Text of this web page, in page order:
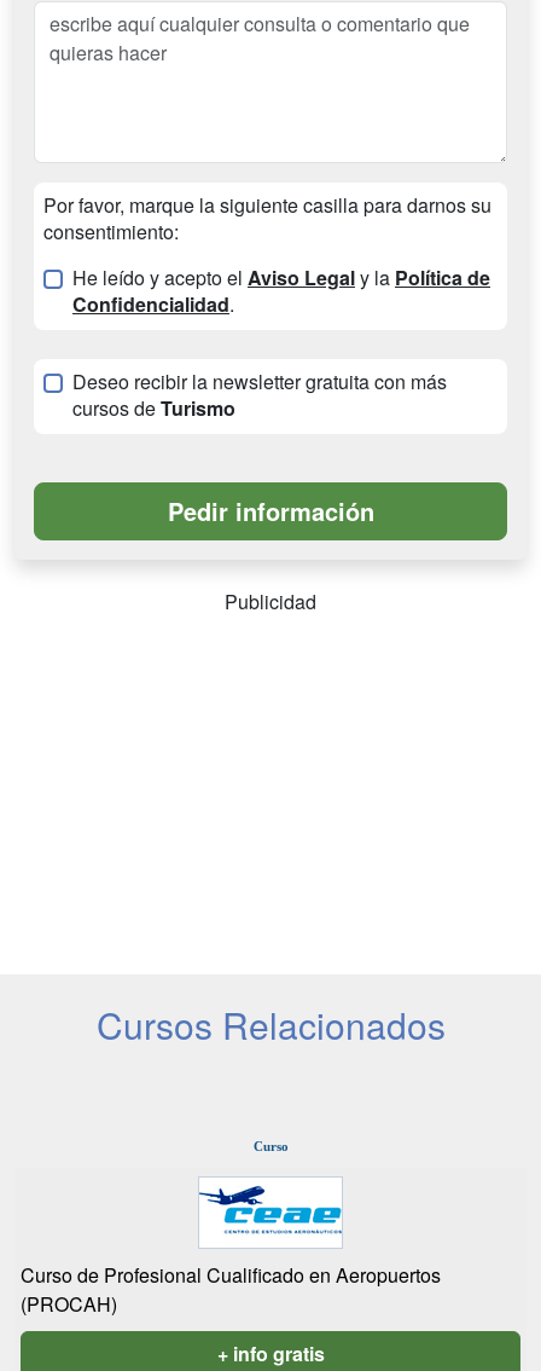
Por favor, marque la siguiente casilla para darnos su
consentimiento:
He leído y acepto el Aviso Legaly la Política de
Confidencialidad.
Deseo recibir la newsletter gratuita con más
cursos deTurismo
Publicidad
Cursos Relacionados
Curso
Curso de Profesional Cualificado en Aeropuertos
(PROCAH)
+ info gratis